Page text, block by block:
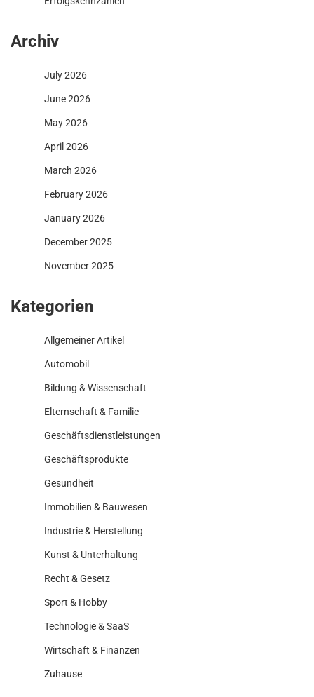
Archiv
July 2026
June 2026
May 2026
April 2026
March 2026
February 2026
January 2026
December 2025
November 2025
Kategorien
Allgemeiner Artikel
Automobil
Bildung & Wissenschaft
Elternschaft & Familie
Geschäftsdienstleistungen
Geschäftsprodukte
Gesundheit
Immobilien & Bauwesen
Industrie & Herstellung
Kunst & Unterhaltung
Recht & Gesetz
Sport & Hobby
Technologie & SaaS
Wirtschaft & Finanzen
Zuhause